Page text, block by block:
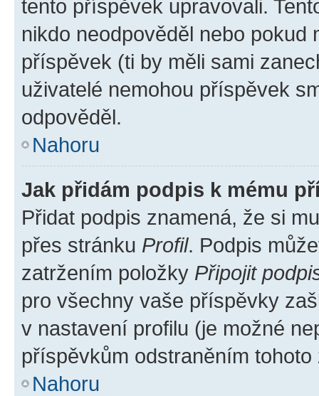
tento příspěvek upravovali.
nikdo neodpověděl nebo pokud
příspěvek (ti by měli sami
uživatelé nemohou příspěvek
odpověděl.
Nahoru
Jak přidám podpis k mému
Přidat podpis znamená, že si
přes stránku Profil. Podpis
zatržením položky Připojit
pro všechny vaše příspěvky
v nastavení profilu (je možné
příspěvkům odstraněním
Nahoru